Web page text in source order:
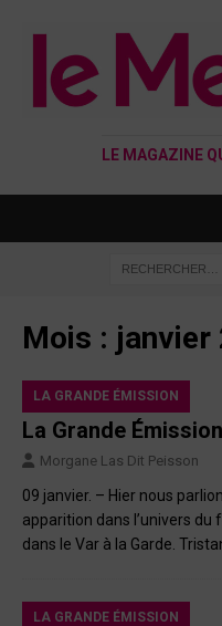
LE MAGAZINE
Mois : janvier
LA GRANDE ÉMISSION
La Grande
Morgane Las Dit Peisson
09 janvier. – Hier nous
apparition dans l’univers
dans le Var à la Garde.
LA GRANDE ÉMISSION